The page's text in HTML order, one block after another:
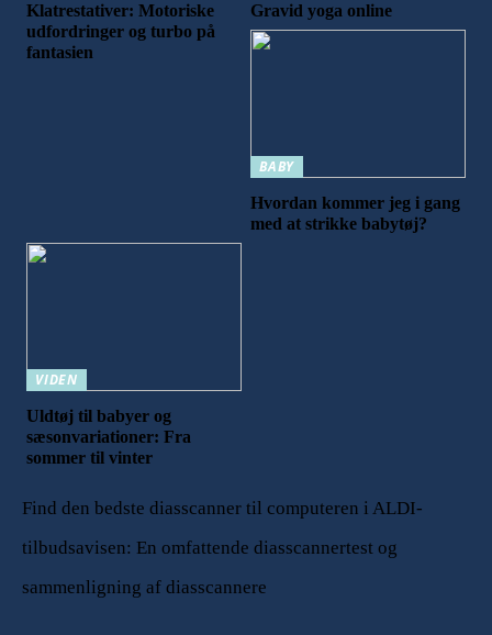
Klatrestativer: Motoriske
udfordringer og turbo på
fantasien
Gravid yoga online
BABY
Hvordan kommer jeg i gang
med at strikke babytøj?
VIDEN
Uldtøj til babyer og
sæsonvariationer: Fra
sommer til vinter
Find den bedste diasscanner til computeren i ALDI-
tilbudsavisen: En omfattende diasscannertest og
sammenligning af diasscannere